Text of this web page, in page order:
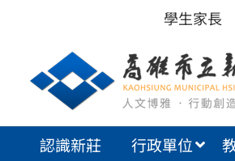
內
學生家長
認識新莊 行政單位